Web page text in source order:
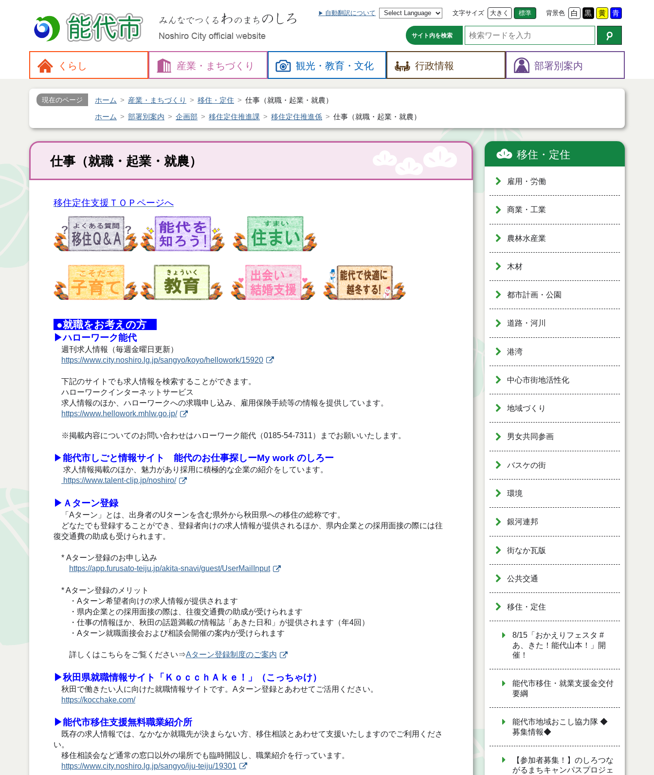
自動翻訳について 文字サイズ 大きく 標準 背景色 白 黒 黄 青
サイト内を検索
くらし 産業・ まちづくり 観光・教育・文化 行政情報 部署別案内
現在のページ ホーム 産業・まちづくり 移住・定住 仕事（就職・起業・就農）
ホーム 部署別案内 企画部 移住定住推進課 移住定住推進係 仕事（就職・起業・就農）
仕事（就職・起業・就農）
移住定住支援ＴＯＰページへ
●就職をお考えの方
▶ハローワーク能代
週刊求人情報（毎週金曜日更新）
https://www.city.noshiro.lg.jp/sangyo/koyo/hellowork/15920
下記のサイトでも求人情報を検索することができます。
ハローワークインターネットサービス
求人情報のほか、ハローワークへの求職申し込み、雇用保険手続等の情報を提供しています。
https://www.hellowork.mhlw.go.jp/
※掲載内容についてのお問い合わせはハローワーク能代（0185-54-7311）までお願いいたします。
▶能代市しごと情報サイト 能代のお仕事探しーMy work のしろー
求人情報掲載のほか、魅力があり採用に積極的な企業の紹介をしています。
https://www.talent-clip.jp/noshiro/
▶Ａターン登録
「Aターン」とは、出身者のUターンを含む県外から秋田県への移住の総称です。
どなたでも登録することができ、登録者向けの求人情報が提供されるほか、県内企業との採用面接の際には往
復交通費の助成も受けられます。
* Aターン登録のお申し込み
https://app.furusato-teiju.jp/akita-snavi/guest/UserMailInput
* Aターン登録のメリット
・Aターン希望者向けの求人情報が提供されます
・県内企業との採用面接の際は、往復交通費の助成が受けられます
・仕事の情報ほか、秋田の話題満載の情報誌「あきた日和」が提供されます（年4回）
・Aターン就職面接会および相談会開催の案内が受けられます
詳しくはこちらをご覧ください⇒Aターン登録制度のご案内
▶秋田県就職情報サイト「ＫｏｃｃｈＡｋｅ！」（こっちゃけ）
秋田で働きたい人に向けた就職情報サイトです。Aターン登録とあわせてご活用ください。
https://kocchake.com/
▶能代市移住支援無料職業紹介所
既存の求人情報では、なかなか就職先が決まらない方、移住相談とあわせて支援いたしますのでご利用くださ
い。
移住相談会など通常の窓口以外の場所でも臨時開設し、職業紹介を行っています。
https://www.city.noshiro.lg.jp/sangyo/iju-teiju/19301
移住・定住
雇用・労働
商業・工業
農林水産業
木材
都市計画・公園
道路・河川
港湾
中心市街地活性化
地域づくり
男女共同参画
バスケの街
環境
銀河連邦
街なか瓦版
公共交通
移住・定住
8/15「おかえりフェスタ #
あ、きた！能代山本！」開
催！
能代市移住・就業支援金交付
要綱
能代市地域おこし協力隊 ◆
募集情報◆
【参加者募集！】のしろつな
がるまちキャンパスプロジェ